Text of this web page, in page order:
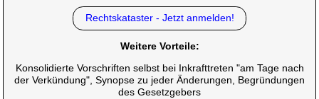
Rechtskataster - Jetzt anmelden!
Weitere Vorteile:
Konsolidierte Vorschriften selbst bei Inkrafttreten "am Tage nach
der Verkündung", Synopse zu jeder Änderungen, Begründungen
des Gesetzgebers